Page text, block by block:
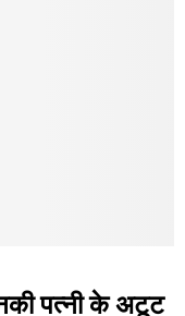
पत्नी के अटूट